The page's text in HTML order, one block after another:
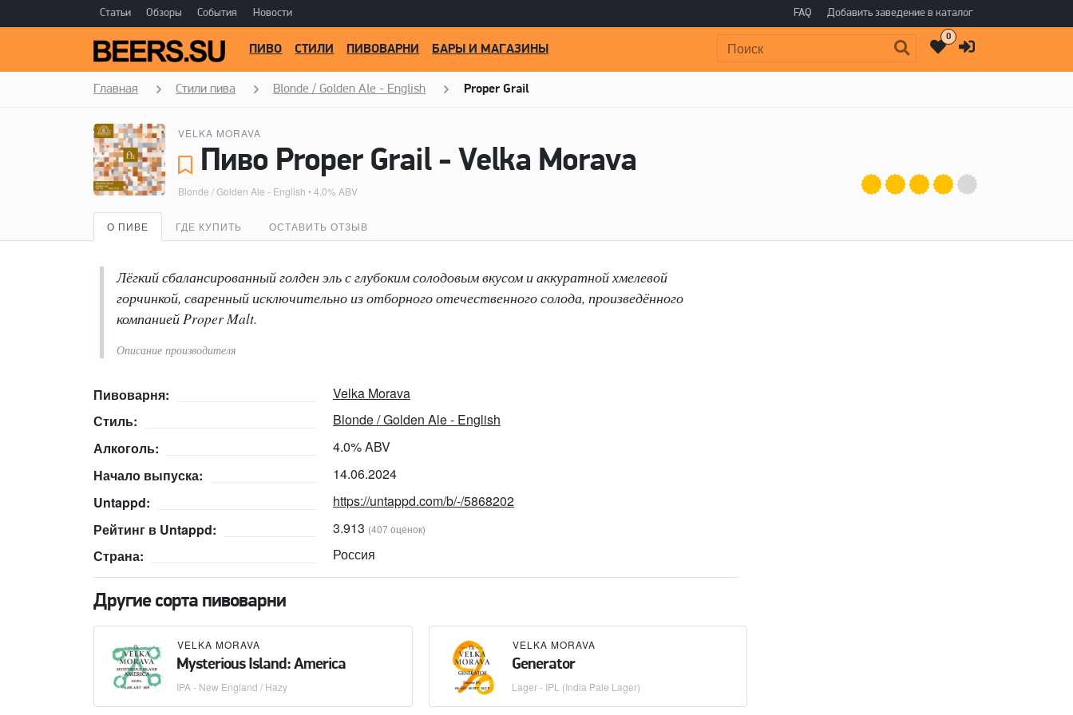
Статьи Обзоры События Новости FAQ Добавить заведение в каталог
Поиск:
ПИВО СТИЛИ ПИВОВАРНИ БАРЫ И МАГАЗИНЫ
0
Главная Стили пива Blonde / Golden Ale - English Proper Grail
VELKA MORAVA
Пиво Proper Grail - Velka Morava
Blonde / Golden Ale - English • 4.0% ABV
О ПИВЕ ГДЕ КУПИТЬ ОСТАВИТЬ ОТЗЫВ
Лёгкий сбалансированный голден эль с глубоким солодовым вкусом и аккуратной хмелевой
горчинкой, сваренный исключительно из отборного отечественного солода, произведённого
компанией Proper Malt.
Описание производителя
Пивоварня:
Velka Morava
Стиль:
Blonde / Golden Ale - English
Алкоголь:
4.0% ABV
Начало выпуска:
14.06.2024
Untappd:
https://untappd.com/b/-/5868202
Рейтинг в Untappd:
3.913 (407 оценок)
Страна: Россия
Другие сорта пивоварни
VELKA MORAVA
Mysterious Island: America
IPA - New England / Hazy
VELKA MORAVA
Generator
Lager - IPL (India Pale Lager)